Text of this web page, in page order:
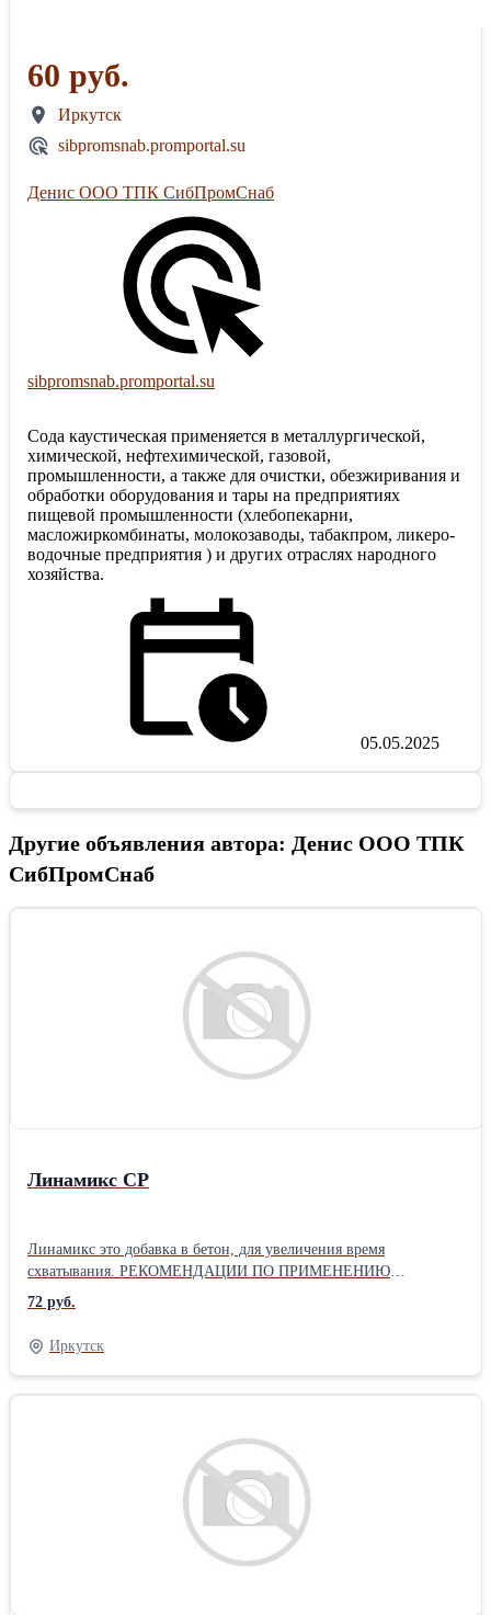
60 руб.
Иркутск
sibpromsnab.promportal.su
Денис ООО ТПК СибПромСнаб
sibpromsnab.promportal.su
Сода каустическая применяется в металлургической,
химической, нефтехимической, газовой,
промышленности, а также для очистки, обезжиривания и
обработки оборудования и тары на предприятиях
пищевой промышленности (хлебопекарни,
масложиркомбинаты, молокозаводы, табакпром, ликеро-
водочные предприятия ) и других отраслях народного
хозяйства.
05.05.2025
Другие объявления автора: Денис ООО ТПК
СибПромСнаб
Линамикс СР
Линамикс это добавка в бетон, для увеличения время
схватывания. РЕКОМЕНДАЦИИ ПО ПРИМЕНЕНИЮ
ЗАМЕДЛИТЕЛЯ «ЛИНАМИКС РС» Настоящие Рекомендации
регламентируют применение добавки для бетонов и
строительных растворов с выраженным эффектом повышения
сохраняемости подвижности «ЛИНАМИКС РС» (далее добавка
«ЛИНАМИКС РС») по ТУ 5745-051-58042865-2010. Добавка
химико-минералогичес-ким и вещественным составом цементов.
По своим потребительским свойствам добавка «ЛИНАМИКС
РС» соответствует требованиям ГОСТ 24211 для добавок,
регулирующих сохраняемость подвижности бетонной смеси.
Добавка «ЛИНАМИКС РС» представляет собой составы на
основе модифицированного крахмала и соли
72 руб.
Иркутск